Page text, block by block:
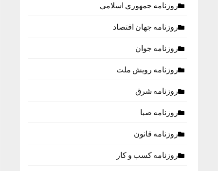
روزنامه جمهوري اسلامي
روزنامه جهان اقتصاد
روزنامه جوان
روزنامه رویش ملت
روزنامه شرق
روزنامه صبا
روزنامه قانون
روزنامه كسب و كار